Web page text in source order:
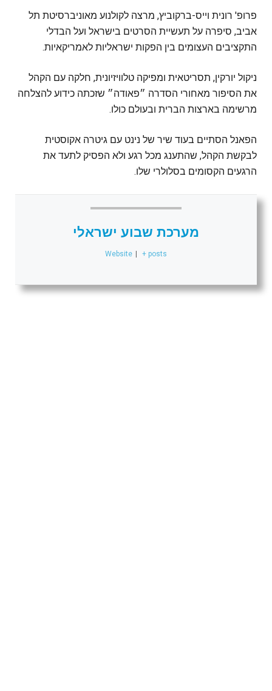
פרופ' רונית וייס-ברקוביץ, מרצה לקולנוע מאוניברסיטת תל
אביב, סיפרה על תעשיית הסרטים בישראל ועל הבדלי
התקציבים העצומים בין הפקות ישראליות לאמריקאיות.
ניקול יורקין, תסריטאית ומפיקה טלוויזיונית, חלקה עם הקהל
את הסיפור מאחורי הסדרה ״פאודה״ שזכתה כידוע להצלחה
מרשימה בארצות הברית ובעולם כולו.
הפאנל הסתיים בעוד שיר של נינט עם גיטרה אקוסטית
לבקשת הקהל, שהתענג מכל רגע ולא הפסיק לתעד את
הרגעים הקסומים בסלולרי שלו.
מערכת שבוע ישראלי
Website + posts